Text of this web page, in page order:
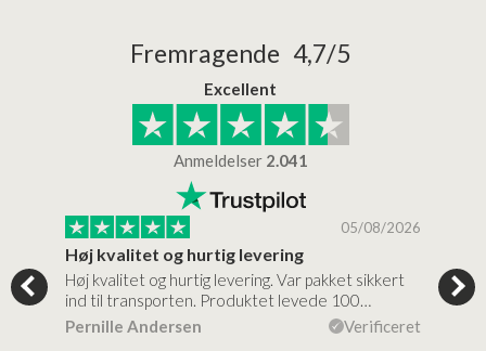
Fremragende 4,7/5
Excellent
Anmeldelser 2.041
05/08/2026
Høj kvalitet og hurtig levering
Høj kvalitet og hurtig levering. Var pakket sikkert
ind til transporten. Produktet levede 100…
Pernille Andersen
Verificeret